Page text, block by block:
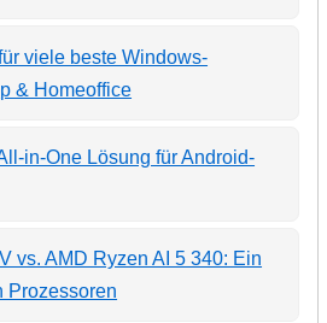
viele beste Windows-
& Homeoffice
in-One Lösung für Android-
vs. AMD Ryzen AI 5 340: Ein
Prozessoren